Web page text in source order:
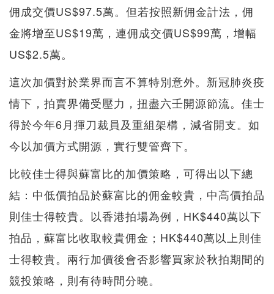
佣成交價US$97.5萬。但若按照新佣金計法，佣
金將增至US$19萬，連佣成交價US$99萬，增幅
US$2.5萬。
這次加價對於業界而言不算特別意外。新冠肺炎疫
情下，拍賣界備受壓力，扭盡六壬開源節流。佳士
得於今年6月揮刀裁員及重組架構，減省開支。如
今以加價方式開源，實行雙管齊下。
比較佳士得與蘇富比的加價策略，可得出以下總
結：中低價拍品於蘇富比的佣金較貴，中高價拍品
則佳士得較貴。以香港拍場為例，HK$440萬以下
拍品，蘇富比收取較貴佣金；HK$440萬以上則佳
士得較貴。兩行加價後會否影響買家於秋拍期間的
競投策略，則有待時間分曉。